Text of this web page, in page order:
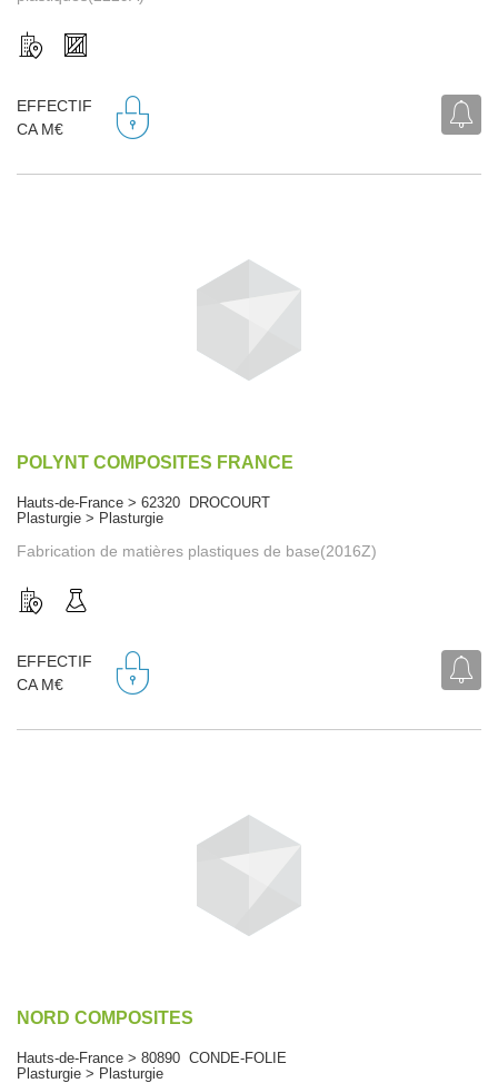
EFFECTIF
CA M€
POLYNT COMPOSITES FRANCE
Hauts-de-France > 62320 DROCOURT
Plasturgie > Plasturgie
Fabrication de matières plastiques de base(2016Z)
EFFECTIF
CA M€
NORD COMPOSITES
Hauts-de-France > 80890 CONDE-FOLIE
Plasturgie > Plasturgie